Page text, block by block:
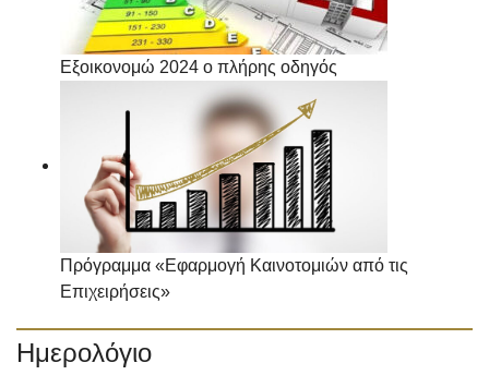
Εξοικονομώ 2024 ο πλήρης οδηγός
Πρόγραμμα «Εφαρμογή Καινοτομιών από τις
Επιχειρήσεις»
Ημερολόγιο